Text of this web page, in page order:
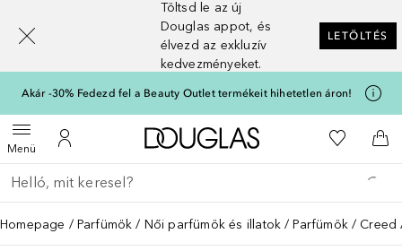
Töltsd le az új
Douglas appot, és
élvezd az exkluzív
kedvezményeket.
LETÖLTÉS
Akár -30% Fedezd fel a Beauty Outlet termékeit hihetetlen áron!
MenüMenü megnyitása
A fiókomhoz
A Douglas Főoldalra
A
Menj vissza
Keresés végrehajtása
Homepage Parfümök Női parfümök és illatok Parfümök Creed
[navigation.slideout.screenreader]